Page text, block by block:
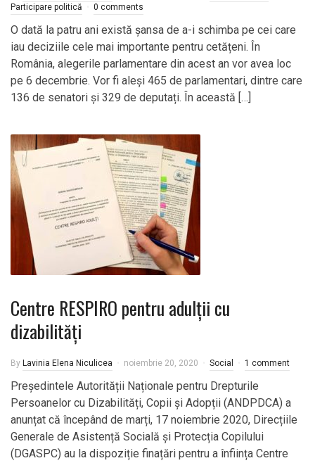
Participare politică
0 comments
O dată la patru ani există șansa de a-i schimba pe cei care
iau deciziile cele mai importante pentru cetățeni. În
România, alegerile parlamentare din acest an vor avea loc
pe 6 decembrie. Vor fi aleși 465 de parlamentari, dintre care
136 de senatori și 329 de deputați. În această […]
Centre RESPIRO pentru adulții cu
dizabilități
By Lavinia Elena Niculicea noiembrie 20, 2020 Social 1 comment
Președintele Autorității Naționale pentru Drepturile
Persoanelor cu Dizabilități, Copii și Adopții (ANDPDCA) a
anunțat că începând de marți, 17 noiembrie 2020, Direcțiile
Generale de Asistență Socială și Protecția Copilului
(DGASPC) au la dispoziție finațări pentru a înființa Centre